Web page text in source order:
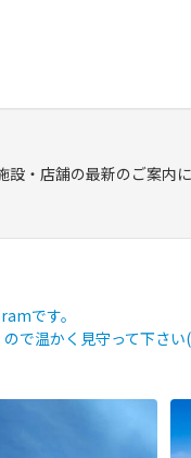
・店舗の最新のご案内
です。
で温かく見守って下さい(
に思いを馳せながら〜